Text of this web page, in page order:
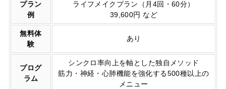
プラン
例
ライフメイクプラン（月4回・60分）
39,600円 など
無料体
験
あり
プログ
ラム
シンクロ率向上を軸とした独自メソッド
筋力・神経・心肺機能を強化する500種以上の
メニュー